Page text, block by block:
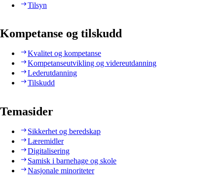
Tilsyn
Kompetanse og tilskudd
Kvalitet og kompetanse
Kompetanseutvikling og videreutdanning
Lederutdanning
Tilskudd
Temasider
Sikkerhet og beredskap
Læremidler
Digitalisering
Samisk i barnehage og skole
Nasjonale minoriteter